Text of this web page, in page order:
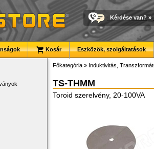
Kérdése van? »
Kosár Eszközök, szolgáltatások
Főkategória » Induktivitás,
TS-THMM
Toroid szerelvény, 20-100VA